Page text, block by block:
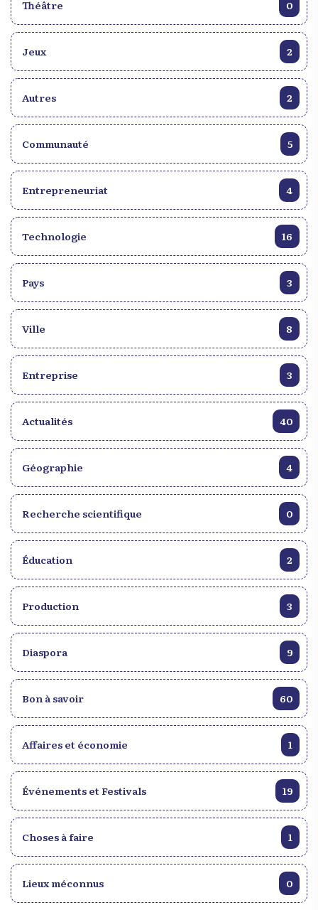
Théâtre 0
Jeux 2
Autres 2
Communauté 5
Entrepreneuriat 4
Technologie 16
Pays 3
Ville 8
Entreprise 3
Actualités 40
Géographie 4
Recherche scientifique 0
Éducation 2
Production 3
Diaspora 9
Bon à savoir 60
Affaires et économie 1
Événements et Festivals 19
Choses à faire 1
Lieux méconnus 0